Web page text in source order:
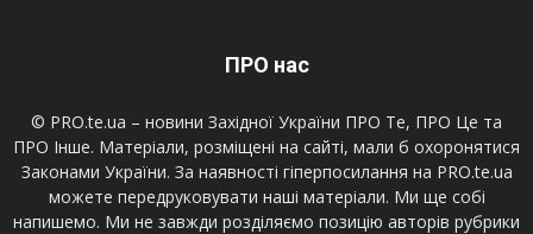
ПРО нас
© PRO.te.ua – новини Західної України ПРО Те, ПРО Це та
ПРО Інше. Матеріали, розміщені на сайті, мали б охоронятися
Законами України. За наявності гіперпосилання на PRO.te.ua
можете передруковувати наші матеріали. Ми ще собі
напишемо. Ми не завжди розділяємо позицію авторів рубрики